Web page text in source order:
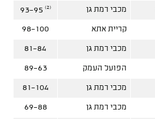
מכבי רמת גן 93-95 (2)
קריית אתא
98-100
מכבי רמת גן
81-84
הפועל העמק
89-63
מכבי רמת גן
81-104
מכבי רמת גן
69-88